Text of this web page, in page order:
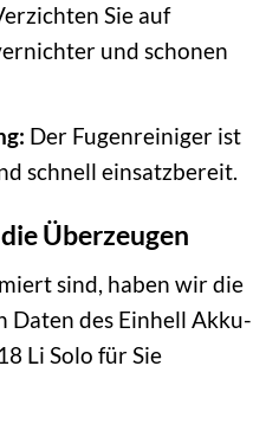
Sie auf
und schonen
Der Fugenreiniger ist
schnell einsatzbereit.
Überzeugen
sind, haben wir die
Daten des Einhell Akku-
Li Solo für Sie